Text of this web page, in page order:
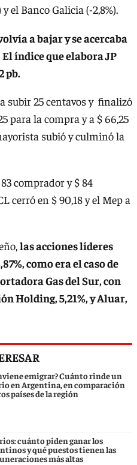
el Banco Galicia (-2,8%).
a bajar y se acercaba
índice que elabora JP
pb.
subir 25 centavos y finalizó
para la compra y a $ 66,25
subió y culminó la
comprador y $ 84
cerró en $ 90,18 y el Mep a
las acciones líderes
como era el caso de
Gas del Sur, con
Holding, 5,21%, y Aluar,
emigrar? Cuánto rinde un
en Argentina, en comparación
países de la región
cuánto piden ganar los
y qué puestos tienen las
más altas